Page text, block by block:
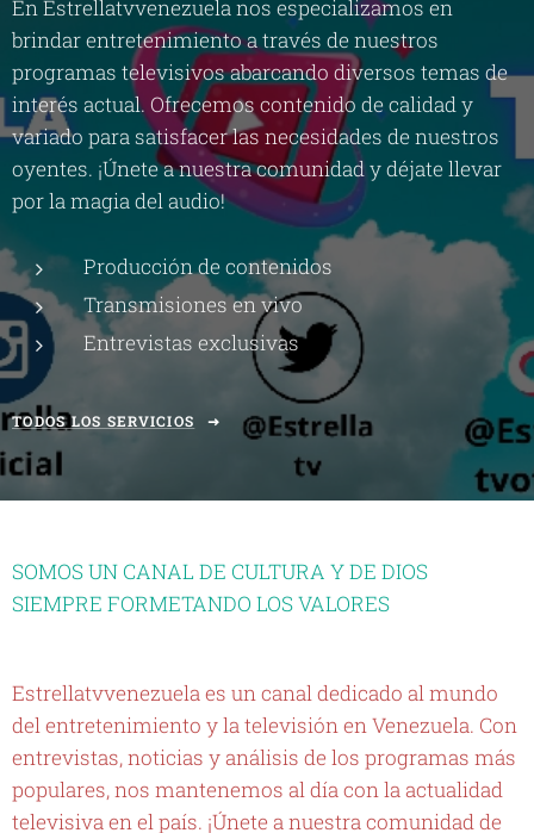
En Estrellatvvenezuela nos especializamos en
brindar entretenimiento a través de nuestros
programas televisivos abarcando diversos temas de
interés actual. Ofrecemos contenido de calidad y
variado para satisfacer las necesidades de nuestros
oyentes. ¡Únete a nuestra comunidad y déjate llevar
por la magia del audio!
Producción de contenidos
Transmisiones en vivo
Entrevistas exclusivas
TODOS LOS SERVICIOS
SOMOS UN CANAL DE CULTURA Y DE DIOS
SIEMPRE FORMETANDO LOS VALORES
Estrellatvvenezuela es un canal dedicado al mundo
del entretenimiento y la televisión en Venezuela. Con
entrevistas, noticias y análisis de los programas más
populares, nos mantenemos al día con la actualidad
televisiva en el país. ¡Únete a nuestra comunidad de